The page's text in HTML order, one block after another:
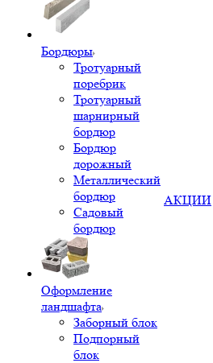
Бордюры
Тротуарный
поребрик
Тротуарный
шарнирный
бордюр
Бордюр
дорожный
Металлический
бордюр
Садовый
бордюр
Оформление
ландшафта
Заборный блок
Подпорный
блок
АКЦИИ